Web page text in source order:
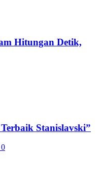
Hitungan Detik,
Stanislavski”
0